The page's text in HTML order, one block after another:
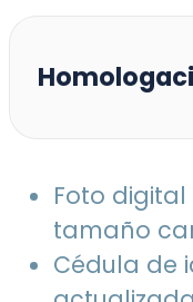
Foto
tamaño
Cédula de